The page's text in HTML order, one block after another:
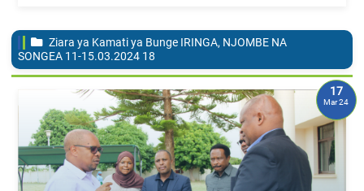
Ziara ya Kamati ya Bunge IRINGA, NJOMBE NA
SONGEA 11-15.03.202418
17
Mar 24